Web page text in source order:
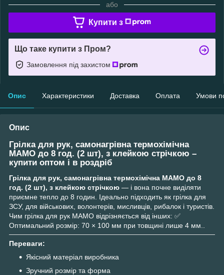
або
Купити з
Що таке купити з Пром?
Замовлення під захистом
Опис Характеристики Доставка Оплата Умови
Опис
Грілка для рук, самонагрівна термохімічна
МАМО до 8 год. (2 шт), з клейкою стрічкою –
купити оптом і в роздріб
Грілка для рук, самонагрівна термохімічна МАМО до 8
год. (2 шт), з клейкою стрічкою — і вона почне виділяти
приємне тепло до 8 годин. Ідеально підходить як грілка для
ЗСУ, для військових, волонтерів, мисливців, рибалок і туристів.
Чим грілка для рук МАМО відрізняється від інших: ✅
Оптимальний розмір: 70 × 100 мм при товщині лише 4 мм..
Переваги:
Якісний матеріал виробника
Зручний розмір та форма